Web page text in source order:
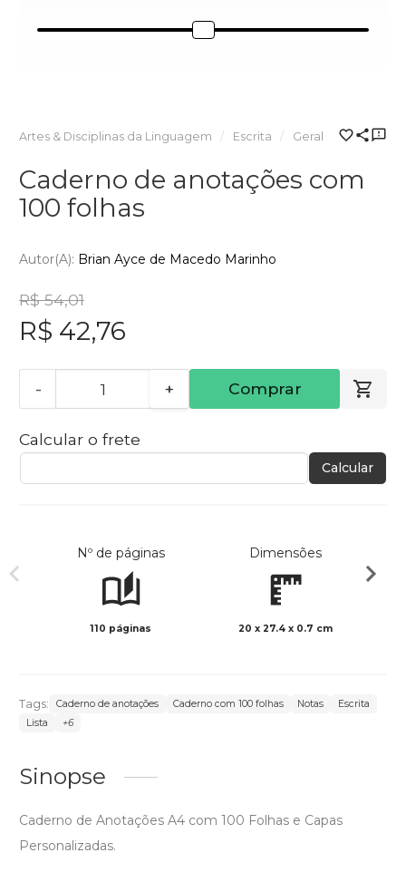
Artes & Disciplinas da Linguagem Escrita Geral
Caderno de anotações com
100 folhas
Autor(a): Brian Ayce de Macedo Marinho
R$ 54,01
R$ 42,76
- + Comprar
Calcular o frete
Calcular
Nº de páginas
110 páginas
Dimensões
20 x 27.4 x 0.7 cm
Tags: Caderno de anotações Caderno com 100 folhas Notas
Escrita
Lista
+6
Sinopse
Caderno de Anotações A4 com 100 Folhas e Capas
Personalizadas.